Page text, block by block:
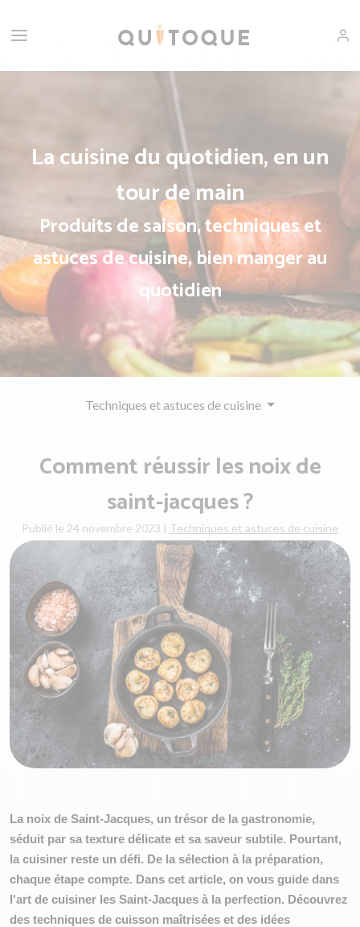
La cuisine du quotidien, en un
tour de main
Produits de saison, techniques et
astuces de cuisine, bien manger au
quotidien
Techniques et astuces de cuisine
Comment réussir les noix de
saint-jacques ?
Publié le 24 novembre 2023 | Techniques et astuces de cuisine
La noix de Saint-Jacques, un trésor de la gastronomie,
séduit par sa texture délicate et sa saveur subtile. Pourtant,
la cuisiner reste un défi. De la sélection à la préparation,
chaque étape compte. Dans cet article, on vous guide dans
l'art de cuisiner les Saint-Jacques à la perfection. Découvrez
des techniques de cuisson maîtrisées et des idées